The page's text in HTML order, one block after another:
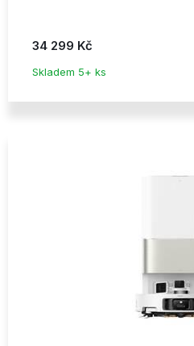
34 299 Kč
Skladem 5+ ks